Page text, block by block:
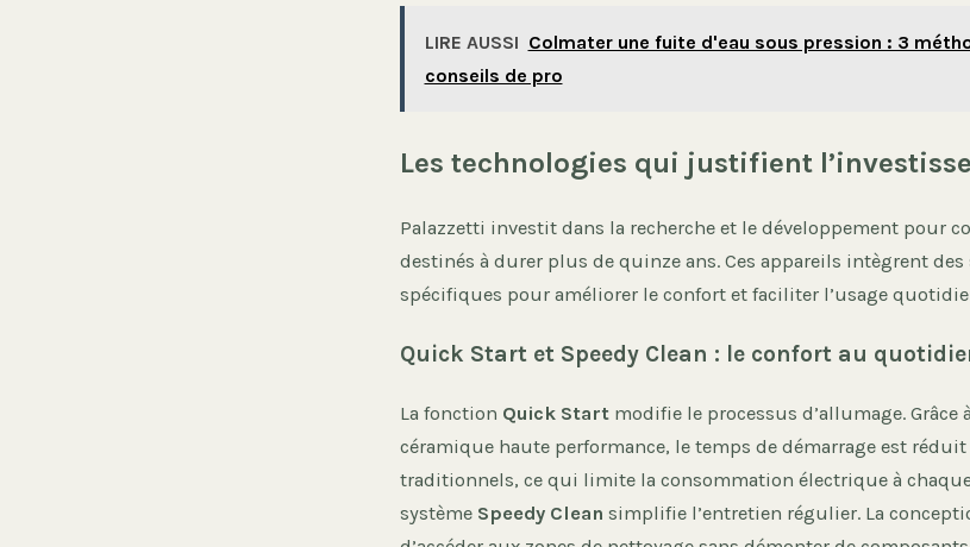
LIRE AUSSI Colmater une fuite d'eau sous pression : 3
conseils de pro
Les technologies qui justifient
Palazzetti investit dans la recherche et le développement pour
destinés à durer plus de quinze ans. Ces appareils intègrent
spécifiques pour améliorer le confort et faciliter l’usage
Quick Start et Speedy Clean : le confort au
La fonction Quick Start modifie le processus d’allumage. Grâce
céramique haute performance, le temps de démarrage est
traditionnels, ce qui limite la consommation électrique à
système Speedy Clean simplifie l’entretien régulier. La